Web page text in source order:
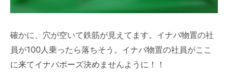
確かに、穴が空いて鉄筋が見えてます。イナバ物置の社
員が100人乗ったら落ちそう。イナバ物置の社員がここ
に来てイナバポーズ決めませんように！！